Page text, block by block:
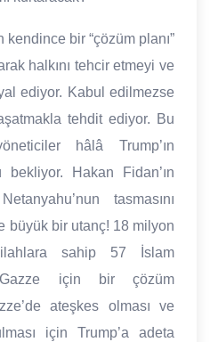
bir “çözüm planı”
halkını tehcir etmeyi ve
ediyor. Kabul edilmezse
tehdit ediyor. Bu
hâlâ Trump’ın
bekliyor. Hakan Fidan’ın
tasmasını
büyük bir utanç! 18 milyon
sahip 57 İslam
için bir çözüm
ateşkes olması ve
için Trump’a adeta